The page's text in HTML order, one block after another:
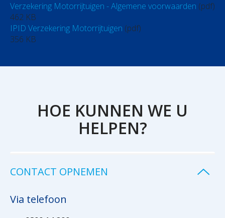
Verzekering Motorrijtuigen - Algemene voorwaarden (pdf)
462 KB
IPID Verzekering Motorrijtuigen (pdf)
356 KB
HOE KUNNEN WE U
HELPEN?
CONTACT OPNEMEN
Via telefoon